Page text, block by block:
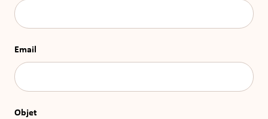
Email
Objet